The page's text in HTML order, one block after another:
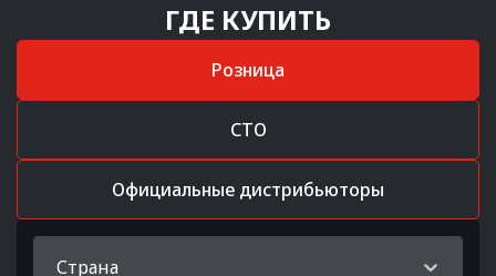
ГДЕ КУПИТЬ
Розница
СТО
Официальные дистрибьюторы
Страна